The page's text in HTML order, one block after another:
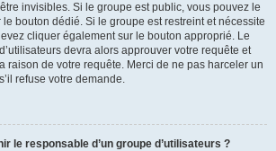
invisibles. Si le groupe est public, vous pouvez le
bouton dédié. Si le groupe est restreint et nécessite
cliquer également sur le bouton approprié. Le
devra alors approuver votre requête et
raison de votre requête. Merci de ne pas harceler un
refuse votre demande.
le responsable d’un groupe d’utilisateurs ?